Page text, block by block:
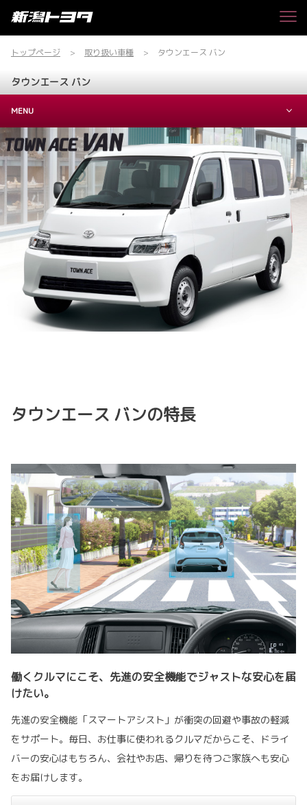
トップページ 取り扱い車種 タウンエース バン
タウンエース バン
MENU
タウンエース バンの特長
働くクルマにこそ、先進の安全機能でジャストな安心を届
けたい。
先進の安全機能「スマートアシスト」が衝突の回避や事故の軽減
をサポート。毎日、お仕事に使われるクルマだからこそ、ドライ
バーの安心はもちろん、会社やお店、帰りを待つご家族へも安心
をお届けします。